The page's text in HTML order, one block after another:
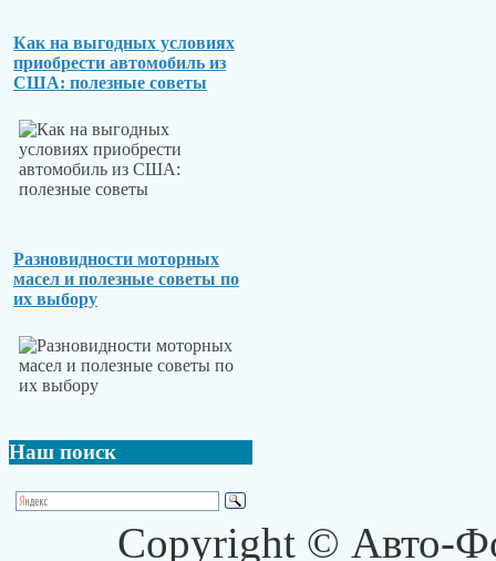
Как на выгодных условиях
приобрести автомобиль из
США: полезные советы
Разновидности моторных
масел и полезные советы по
их выбору
Наш поиск
Copyright © Авто-